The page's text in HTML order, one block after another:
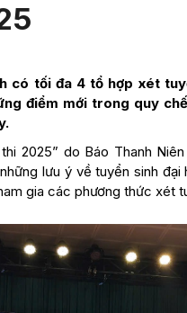
có tối đa 4 tổ hợp xét
điểm mới trong quy
2025” do Báo Thanh
lưu ý về tuyển sinh đại
gia các phương thức xét